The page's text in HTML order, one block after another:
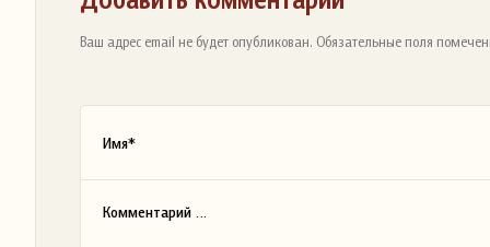
Ваш адрес email не будет опубликован. Обязательные поля